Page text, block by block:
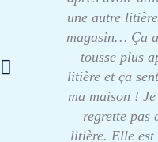
une autre
magasin… Ça
tousse plus
litière et ça
ma maison !
regrette pas
litière. Elle